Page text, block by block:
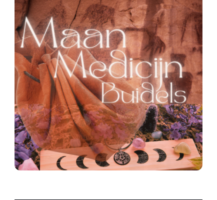
Contact
Zoeken
naar: